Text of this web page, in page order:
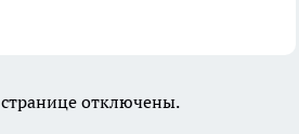
отключены.